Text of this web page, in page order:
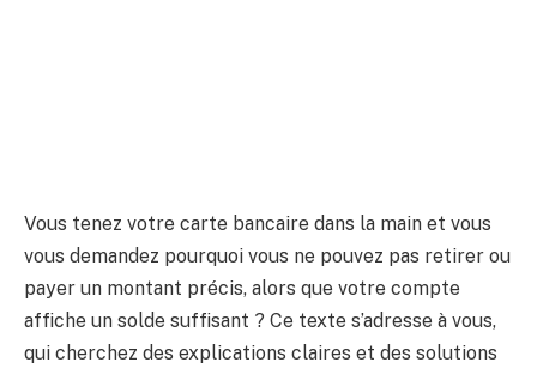
Vous tenez votre carte bancaire dans la main et vous
vous demandez pourquoi vous ne pouvez pas retirer ou
payer un montant précis, alors que votre compte
affiche un solde suffisant ? Ce texte s’adresse à vous,
qui cherchez des explications claires et des solutions